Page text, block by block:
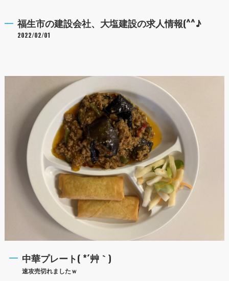
福生市の建設会社、大塩建設の求人情報(^^♪
2022/02/01
中華プレート( *´艸｀)
速攻売切れましたｗ